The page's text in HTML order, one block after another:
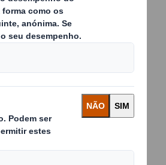
nosso foco na
a fazer a
cartão, 100